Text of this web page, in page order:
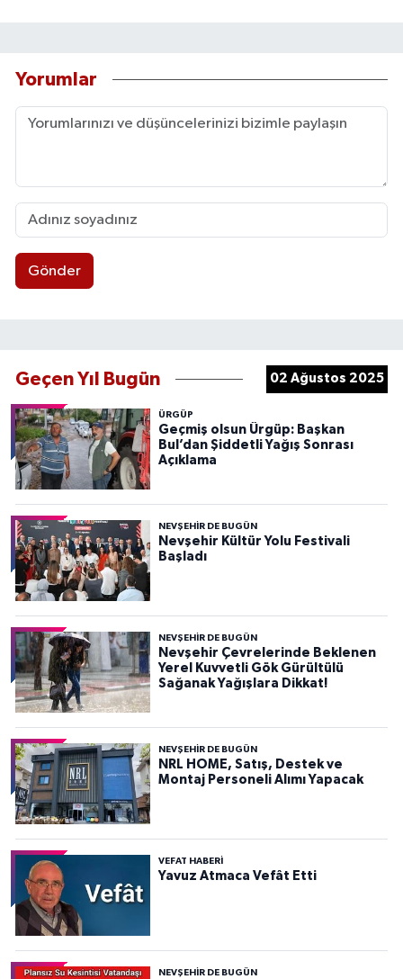
Yorumlar
Gönder
Geçen Yıl Bugün 02 Ağustos 2025
ÜRGÜP
Geçmiş olsun Ürgüp: Başkan
Bul’dan Şiddetli Yağış Sonrası
Açıklama
NEVŞEHIR DE BUGÜN
Nevşehir Kültür Yolu Festivali
Başladı
NEVŞEHIR DE BUGÜN
Nevşehir Çevrelerinde Beklenen
Yerel Kuvvetli Gök Gürültülü
Sağanak Yağışlara Dikkat!
NEVŞEHIR DE BUGÜN
NRL HOME, Satış, Destek ve
Montaj Personeli Alımı Yapacak
VEFAT HABERI
Yavuz Atmaca Vefât Etti
NEVŞEHIR DE BUGÜN